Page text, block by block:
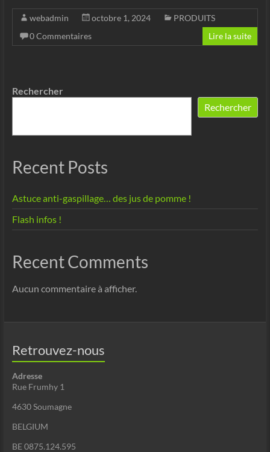
webadmin octobre 1, 2024
PRODUITS
0 Commentaires
Lire la suite
Rechercher
Rechercher
Recent Posts
Astuce anti-gaspillage… des jus de pomme !
Flash infos !
Recent Comments
Aucun commentaire à afficher.
Retrouvez-nous
Adresse
Rue Frumhy 1
4630 Soumagne
BELGIUM
BE 0875.124.595